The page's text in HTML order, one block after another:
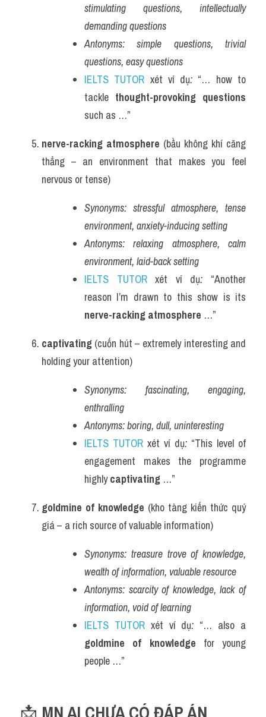
stimulating questions, intellectually
demanding questions
Antonyms:
simple questions, trivial
questions, easy questions
IELTS TUTOR xét ví dụ: “… how to
tackle thought-provoking questions
such as …”
nerve-racking atmosphere (bầu không khí căng
thẳng – an environment that makes you feel
nervous or tense)
Synonyms: stressful atmosphere, tense
environment, anxiety-inducing setting
Antonyms: relaxing atmosphere, calm
environment, laid-back setting
IELTS TUTOR xét ví dụ: “Another
nerve-racking atmosphere …”
captivating (cuốn hút – extremely interesting and
holding your attention)
Synonyms:
fascinating, engaging,
enthralling
Antonyms:boring, dull, uninteresting
IELTS TUTOR xét ví dụ: “This level of
engagement makes the programme
highly captivating …”
goldmine of knowledge (kho tàng kiến thức quý
giá – a rich source of valuable information)
Synonyms: treasure trove of knowledge,
wealth of information, valuable resource
Antonyms: scarcity of knowledge, lack of
information, void of learning
IELTS TUTOR xét ví dụ:
goldmine of knowledge for young
people …”